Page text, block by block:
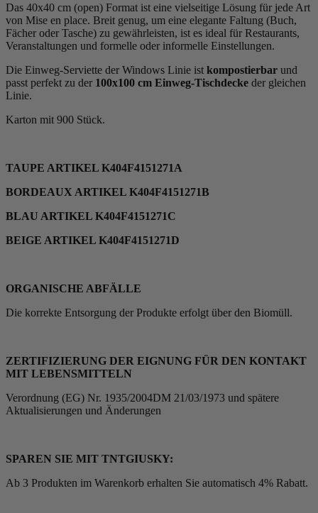
Das 40x40 cm (open) Format ist eine vielseitige Lösung für jede Art
von Mise en place. Breit genug, um eine elegante Faltung (Buch,
Fächer oder Tasche) zu gewährleisten, ist es ideal für Restaurants,
Veranstaltungen und formelle oder informelle Einstellungen.
Die Einweg-Serviette der Windows Linie ist kompostierbar und
passt perfekt zu der 100x100 cm Einweg-Tischdecke der gleichen
Linie.
Karton mit 900 Stück.
TAUPE ARTIKEL K404F4151271A
BORDEAUX ARTIKEL K404F4151271B
BLAU ARTIKEL K404F4151271C
BEIGE ARTIKEL K404F4151271D
ORGANISCHE ABFÄLLE
Die korrekte Entsorgung der Produkte erfolgt über den Biomüll.
ZERTIFIZIERUNG DER EIGNUNG FÜR DEN KONTAKT
MIT LEBENSMITTELN
Verordnung (EG) Nr. 1935/2004DM 21/03/1973 und spätere
Aktualisierungen und Änderungen
SPAREN SIE MIT TNTGIUSKY:
Ab 3 Produkten im Warenkorb erhalten Sie automatisch 4% Rabatt.